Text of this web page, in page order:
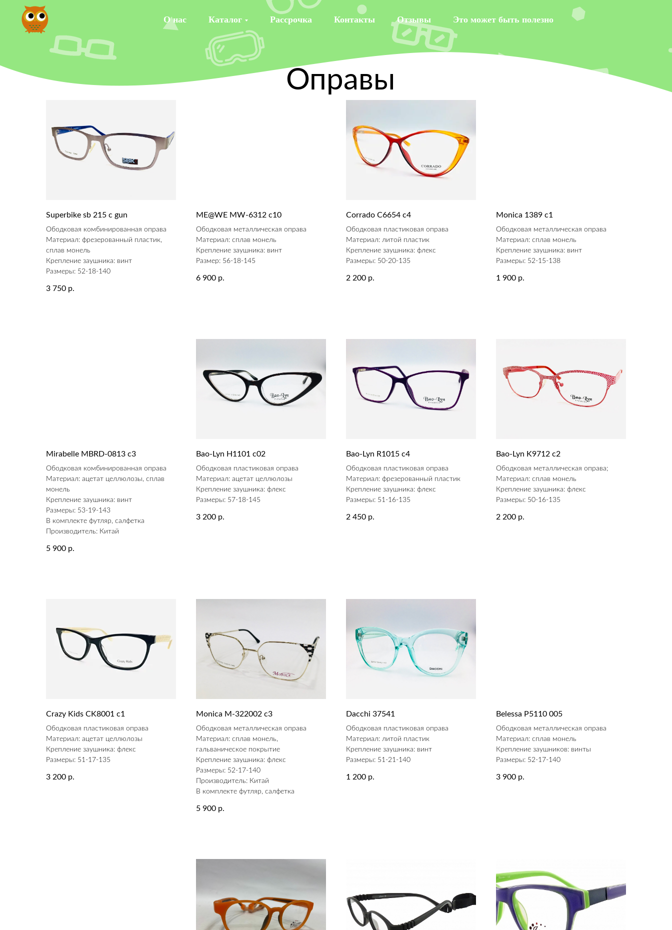
О нас Каталог Рассрочка Контакты Отзывы Это может быть полезно
Оправы
Superbike sb 215 c gun
Ободковая комбинированная оправа
Материал: фрезерованный пластик,
сплав монель
Крепление заушника: винт
Размеры: 52-18-140
3 750 р.
ME@WE MW-6312 c10
Ободковая металлическая оправа
Материал: сплав монель
Крепление заушника: винт
Размер: 56-18-145
6 900 р.
Corrado C6654 c4
Ободковая пластиковая оправа
Материал: литой пластик
Крепление заушника: флекс
Размеры: 50-20-135
2 200 р.
Monica 1389 c1
Ободковая металлическая оправа
Материал: сплав монель
Крепление заушника: винт
Размеры: 52-15-138
1 900 р.
Mirabelle MBRD-0813 c3
Ободковая комбинированная оправа
Материал: ацетат целлюлозы, сплав
монель
Крепление заушника: винт
Размеры: 53-19-143
В комплекте футляр, салфетка
Производитель: Китай
5 900 р.
Bao-Lyn H1101 c02
Ободковая пластиковая оправа
Материал: ацетат целлюлозы
Крепление заушника: флекс
Размеры: 57-18-145
3 200 р.
Bao-Lyn R1015 c4
Ободковая пластиковая оправа
Материал: фрезерованный пластик
Крепление заушника: флекс
Размеры: 51-16-135
2 450 р.
Bao-Lyn K9712 c2
Ободковая металлическая оправа;
Материал: сплав монель
Крепление заушника: флекс
Размеры: 50-16-135
2 200 р.
Crazy Kids CK8001 c1
Ободковая пластиковая оправа
Материал: ацетат целлюлозы
Крепление заушника: флекс
Размеры: 51-17-135
3 200 р.
Monica M-322002 с3
Ободковая металлическая оправа
Материал: сплав монель,
гальваническое покрытие
Крепление заушника: флекс
Размеры: 52-17-140
Производитель: Китай
В комплекте футляр, салфетка
5 900 р.
Dacchi 37541
Ободковая пластиковая оправа
Материал: литой пластик
Крепление заушника: винт
Размеры: 51-21-140
1 200 р.
Belessa P5110 005
Ободковая металлическая оправа
Материал: сплав монель
Крепление заушников: винты
Размеры: 52-17-140
3 900 р.